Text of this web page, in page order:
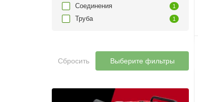
Соединения 1
Труба 1
Сбросить Выберите фильтры